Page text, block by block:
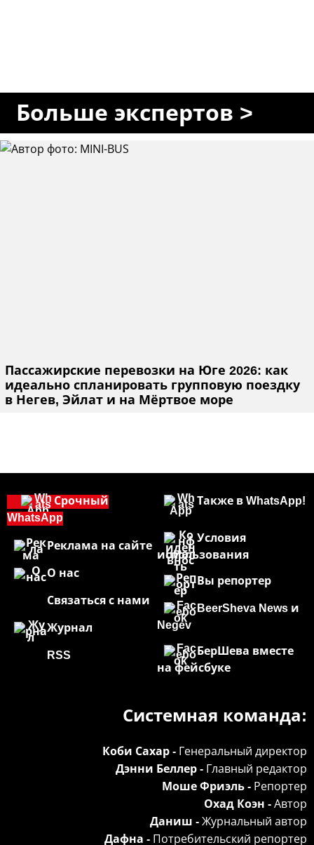
Больше экспертов >
Пассажирские перевозки на Юге 2026: как
идеально спланировать групповую поездку
в Негев, Эйлат и на Мёртвое море
Также в WhatsApp!
Условия
использования
Вы репортер
BeerSheva News и
Negev
БерШева вместе
на фейсбуке
Срочный
WhatsApp
Реклама на сайте
О нас
Связаться с нами
Журнал
RSS
Системная команда:
Коби Сахар - Генеральный директор
Дэнни Беллер - Главный редактор
Моше Фриэль - Репортер
Охад Коэн - Автор
Даниш - Журнальный автор
Дафна - Потребительский репортер